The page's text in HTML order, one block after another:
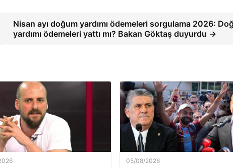
Nisan ayı doğum yardımı ödemeleri sorgulama 2026:
yardımı ödemeleri yattı mı? Bakan Göktaş duyurdu →
05/08/2026